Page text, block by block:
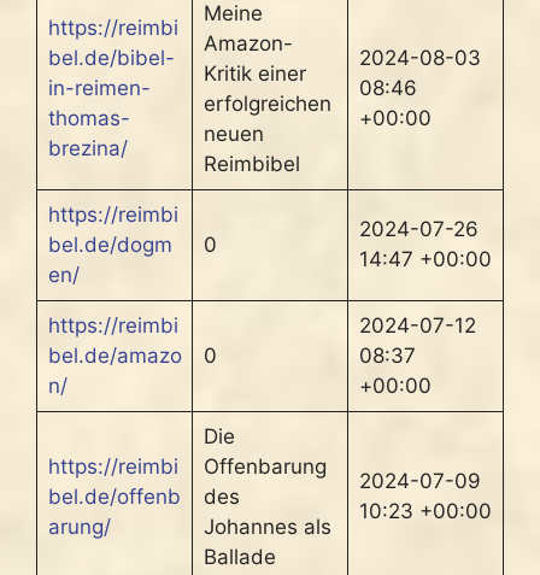
https://reimbi
bel.de/bibel-
in-reimen-
thomas-
brezina/
Meine
Amazon-
Kritik einer
erfolgreichen
neuen
Reimbibel
2024-08-03
08:46
+00:00
https://reimbi
bel.de/dogm
en/
0
2024-07-26
14:47 +00:00
https://reimbi
bel.de/amazo
n/
0
2024-07-12
08:37
+00:00
https://reimbi
bel.de/offenb
arung/
Die
Offenbarung
des
Johannes als
Ballade
2024-07-09
10:23 +00:00